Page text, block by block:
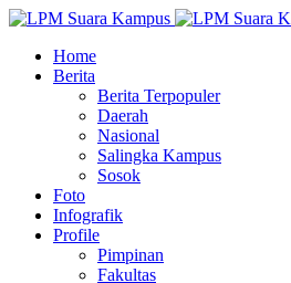
Home
Berita
Berita Terpopuler
Daerah
Nasional
Salingka Kampus
Sosok
Foto
Infografik
Profile
Pimpinan
Fakultas